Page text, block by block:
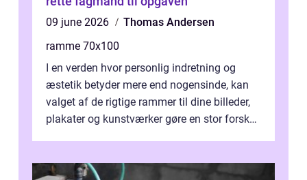
09 june 2026
Thomas Andersen
ramme 70x100
I en verden hvor personlig indretning og
æstetik betyder mere end nogensinde, kan
valget af de rigtige rammer til dine billeder,
plakater og kunstværker gøre en stor forskel.